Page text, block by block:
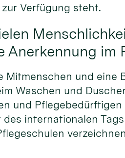
Verfügung steht.
Anerkennung im
Mitmenschen und eine
Waschen und
und
internationalen